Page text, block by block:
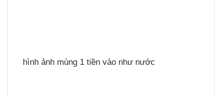
hình ảnh mùng 1 tiền vào như nước